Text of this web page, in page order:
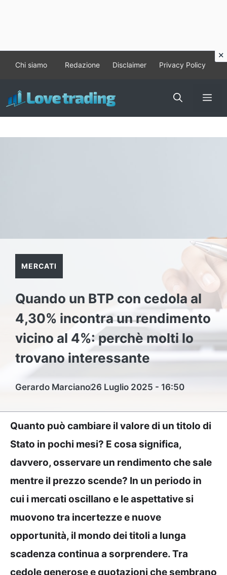
contenuto
Chi siamo Redazione Disclaimer Privacy Policy
MERCATI
Quando un BTP con cedola al
4,30% incontra un rendimento
vicino al 4%: perchè molti lo
trovano interessante
Gerardo Marciano26 Luglio 2025 - 16:50
Quanto può cambiare il valore di un titolo di
Stato in pochi mesi? E cosa significa,
davvero, osservare un rendimento che sale
mentre il prezzo scende? In un periodo in
cui i mercati oscillano e le aspettative si
muovono tra incertezze e nuove
opportunità, il mondo dei titoli a lunga
scadenza continua a sorprendere. Tra
cedole generose e quotazioni che sembrano